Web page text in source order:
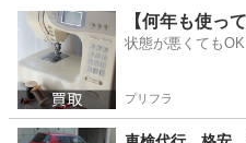
神奈川 秦野市 車検
【何年も使っ
状態が悪くても
プリフラ